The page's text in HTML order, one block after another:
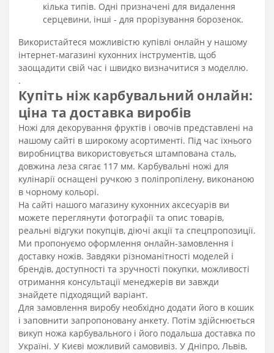
кілька типів. Одні призначені для видалення
серцевини, інші - для прорізування борозенок.
Використайтеся можливістю купівлі онлайн у нашому
інтернет-магазині кухонних інструментів, щоб
заощадити свій час і швидко визначитися з моделлю.
.
Купіть ніж карбувальний онлайн:
ціна та доставка виробів
Ножі для декорування фруктів і овочів представлені на
нашому сайті в широкому асортименті. Під час їхнього
виробництва використовується штампована сталь,
довжина леза сягає 117 мм. Карбувальні ножі для
кулінарії оснащені ручкою з поліпропілену, виконаною
в чорному кольорі.
На сайті нашого магазину кухонних аксесуарів ви
можете переглянути фотографії та опис товарів,
реальні відгуки покупців, діючі акції та спецпропозиції.
Ми пропонуємо оформлення онлайн-замовлення і
доставку ножів. Завдяки різноманітності моделей і
брендів, доступності та зручності покупки, можливості
отримання консультації менеджерів ви завжди
знайдете підходящий варіант.
Для замовлення виробу необхідно додати його в кошик
і заповнити запропоновану анкету. Потім здійснюється
викуп ножа карбувального і його подальша доставка по
Україні. У Києві можливий самовивіз. У Дніпро, Львів,